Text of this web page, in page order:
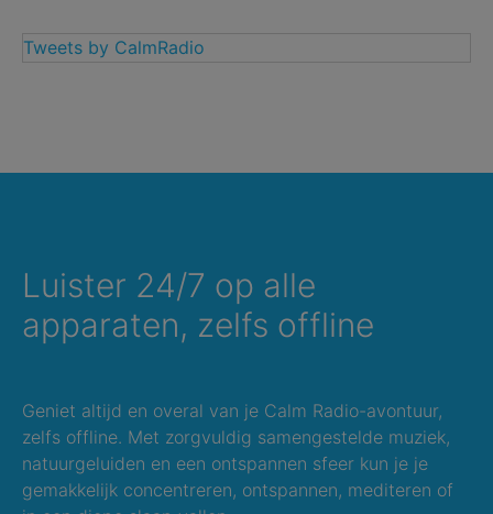
Tweets by CalmRadio
Luister 24/7 op alle
apparaten, zelfs offline
Geniet altijd en overal van je Calm Radio-avontuur,
zelfs offline. Met zorgvuldig samengestelde muziek,
natuurgeluiden en een ontspannen sfeer kun je je
gemakkelijk concentreren, ontspannen, mediteren of